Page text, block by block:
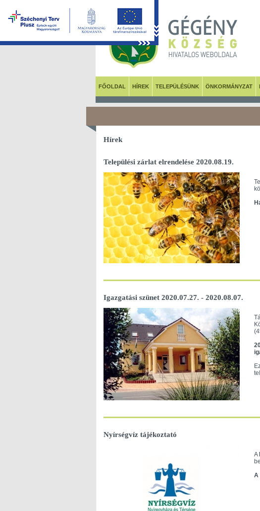
FŐOLDAL HÍREK TELEPÜLÉSÜNK ÖNKORMÁNYZAT
Hírek
Települési zárlat elrendelése 2020.08.19.
Igazgatási szünet 2020.07.27. - 2020.08.07.
Nyírségvíz tájékoztató
A
A